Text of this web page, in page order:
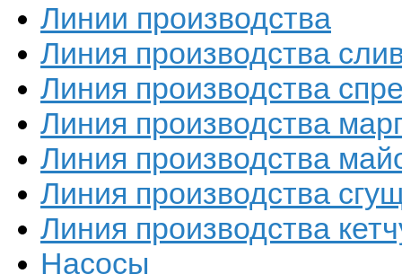
Линии производства
Линия производства
Линия производства
Линия производства
Линия производства
Линия производства
Линия производства
Насосы